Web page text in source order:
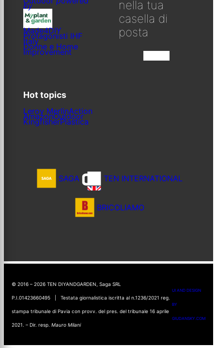
by
Made4DIY
Protagonisti IHF
Italy
Donne e Home
Improvement
Hot topics
Leroy MerlinAction
AmazonOutdoor
KingfisherPlastica
nella tua
casella di
posta
SAGA TEN INTERNATIONAL
BRICOLIAMO
© 2016 – 2026 TEN DIYANDGARDEN, Saga SRL
P.I.01423660495 | Testata giornalistica iscritta al n.1236/2021 reg.
stampa tribunale di Pavia con provv. del pres. del tribunale 16 aprile
2021. – Dir. resp. Mauro Milani
UI AND DESIGN
BY
GIUDANSKY.COM